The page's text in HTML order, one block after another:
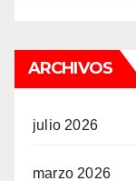
ARCHIVOS
julio 2026
marzo 2026